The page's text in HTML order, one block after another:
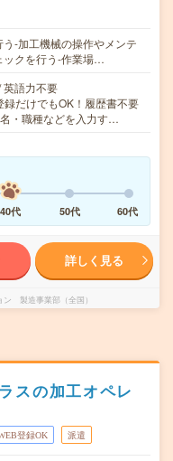
-加工機械の操作やメンテ
ックを行う-作業場…
英語力不要
だけでもOK！履歴書不要
・職種などを入力す…
40代 50代 60代
詳しく見る
ン 製造事業部（全国）
スの加工オペレ
登録OK 派遣